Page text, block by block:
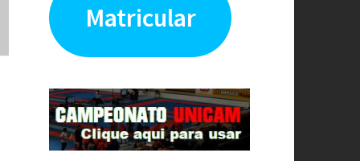
Matricular